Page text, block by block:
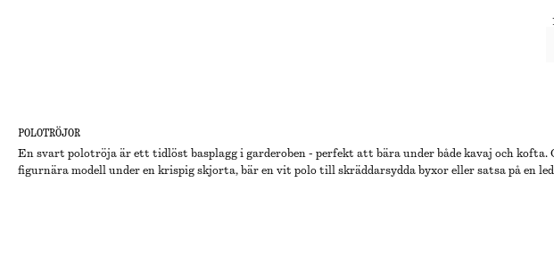
POLOTRÖJOR
En svart polotröja är ett tidlöst basplagg i garderoben - perfekt att bära under både kavaj och
figurnära modell under en krispig skjorta, bär en vit polo till skräddarsydda byxor eller satsa på en